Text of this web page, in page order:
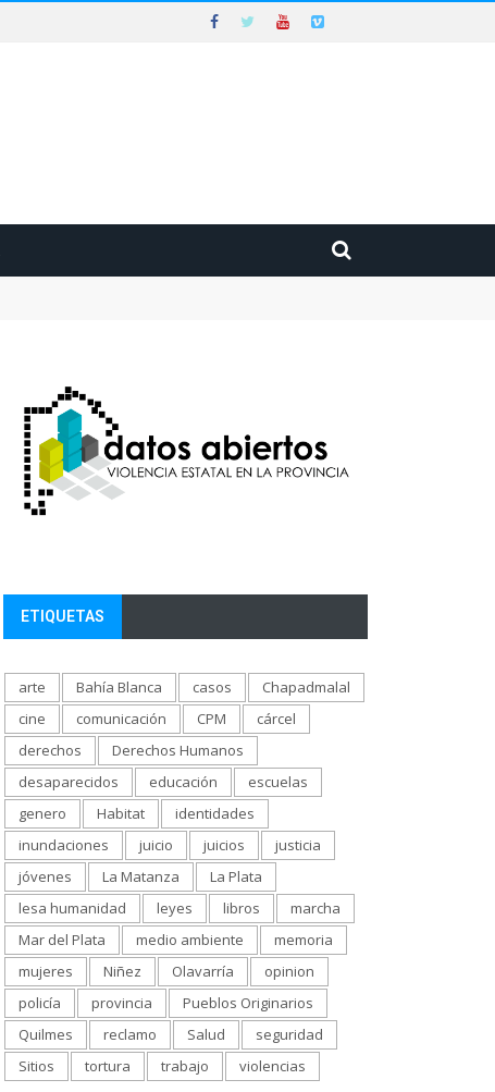
ETIQUETAS
arte Bahía Blanca casos
Chapadmalal
cine
comunicación CPM
cárcel
derechos
Derechos Humanos
desaparecidos
educación
escuelas
genero
Habitat
identidades
inundaciones
juicio juicios
justicia
jóvenes
La Matanza
La Plata
lesa humanidad
leyes libros
marcha
Mar del Plata
medio ambiente
memoria
mujeres
Niñez Olavarría
opinion
policía
provincia
Pueblos Originarios
Quilmes
reclamo Salud
seguridad
Sitios
tortura trabajo violencias